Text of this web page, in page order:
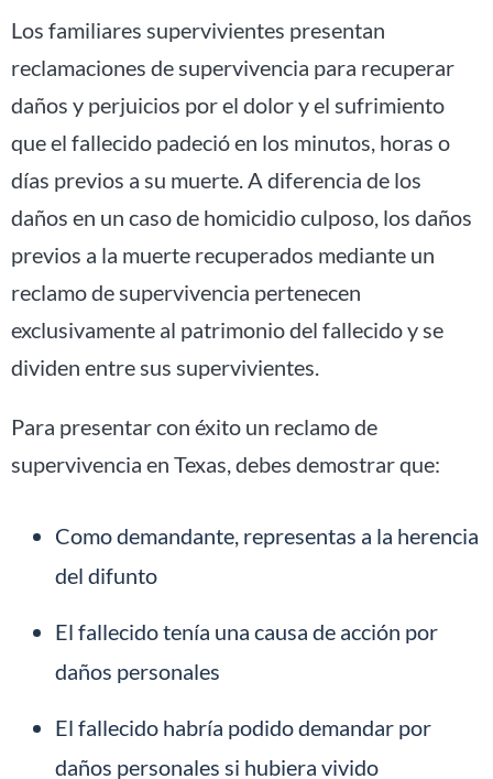
Los familiares supervivientes presentan
reclamaciones de supervivencia para recuperar
daños y perjuicios por el dolor y el sufrimiento
que el fallecido padeció en los minutos, horas o
días previos a su muerte. A diferencia de los
daños en un caso de homicidio culposo, los daños
previos a la muerte recuperados mediante un
reclamo de supervivencia pertenecen
exclusivamente al patrimonio del fallecido y se
dividen entre sus supervivientes.
Para presentar con éxito un reclamo de
supervivencia en Texas, debes demostrar que:
Como demandante, representas a la herencia
del difunto
El fallecido tenía una causa de acción por
daños personales
El fallecido habría podido demandar por
daños personales si hubiera vivido